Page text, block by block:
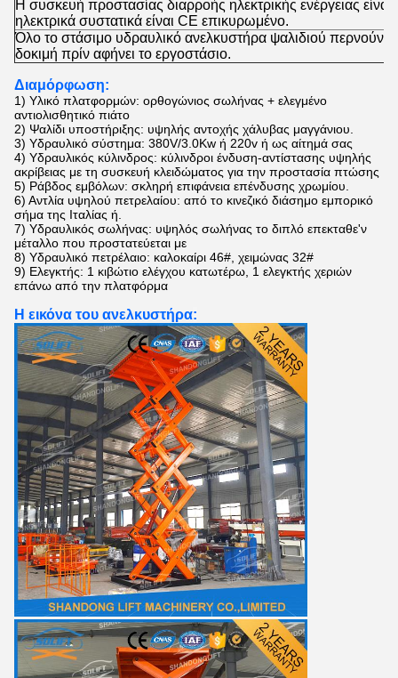
Η συσκευή προστασίας διαρροής ηλεκτρικής ενέργειας
ηλεκτρικά συστατικά είναι CE επικυρωμένο.
Όλο το στάσιμο υδραυλικό ανελκυστήρα ψαλιδιού περνούν
δοκιμή πρίν αφήνει το εργοστάσιο.
Διαμόρφωση:
1) Υλικό πλατφορμών: ορθογώνιος σωλήνας + ελεγμένο
αντιολισθητικό πιάτο
2) Ψαλίδι υποστήριξης: υψηλής αντοχής χάλυβας μαγγάνιου.
3) Υδραυλικό σύστημα: 380V/3.0Kw ή 220v ή ως αίτημά σας
4) Υδραυλικός κύλινδρος: κύλινδροι ένδυση-αντίστασης υψηλής
ακρίβειας με τη συσκευή κλειδώματος για την προστασία πτώσης
5) Ράβδος εμβόλων: σκληρή επιφάνεια επένδυσης χρωμίου.
6) Αντλία υψηλού πετρελαίου: από το κινεζικό διάσημο εμπορικό
σήμα της Ιταλίας ή.
7) Υδραυλικός σωλήνας: υψηλός σωλήνας το διπλό επεκταθε'ν
μέταλλο που προστατεύεται με
8) Υδραυλικό πετρέλαιο: καλοκαίρι 46#, χειμώνας 32#
9) Ελεγκτής: 1 κιβώτιο ελέγχου κατωτέρω, 1 ελεγκτής χεριών
επάνω από την πλατφόρμα
Η εικόνα του ανελκυστήρα: